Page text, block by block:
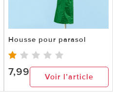
Housse pour parasol
7,99 Voir l’article